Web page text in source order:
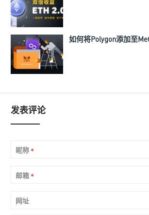
如何将Polygon添加至
发表评论
昵称 *
邮箱 *
网址